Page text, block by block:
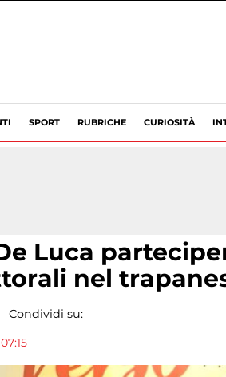
SPORT RUBRICHE CURIOSITÀ
Luca
nel
Condividi su: